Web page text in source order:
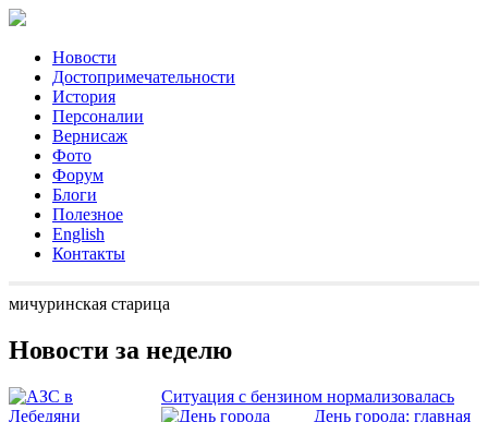
Новости
Достопримечательности
История
Персоналии
Вернисаж
Фото
Форум
Блоги
Полезное
English
Контакты
мичуринская старица
Новости за неделю
Ситуация с бензином нормализовалась
День города: главная